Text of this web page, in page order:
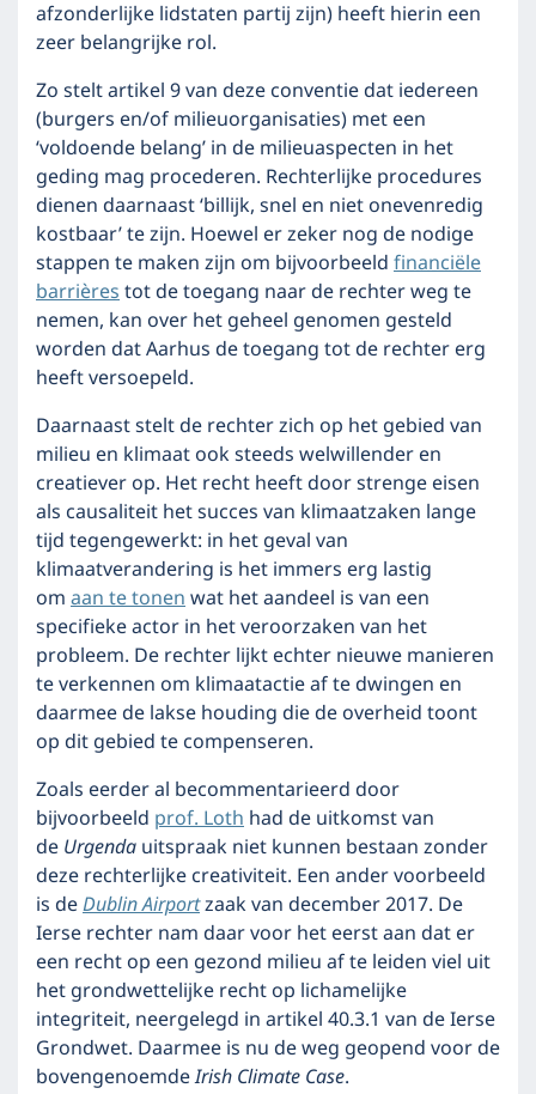
afzonderlijke lidstaten partij zijn) heeft hierin een
zeer belangrijke rol.
Zo stelt artikel 9 van deze conventie dat iedereen
(burgers en/of milieuorganisaties) met een
‘voldoende belang’ in de milieuaspecten in het
geding mag procederen. Rechterlijke procedures
dienen daarnaast ‘billijk, snel en niet onevenredig
kostbaar’ te zijn. Hoewel er zeker nog de nodige
stappen te maken zijn om bijvoorbeeldfinanciële
barrièrestot de toegang naar de rechter weg te
nemen, kan over het geheel genomen gesteld
worden dat Aarhus de toegang tot de rechter erg
heeft versoepeld.
Daarnaast stelt de rechter zich op het gebied van
milieu en klimaat ook steeds welwillender en
creatiever op. Het recht heeft door strenge eisen
als causaliteit het succes van klimaatzaken lange
tijd tegengewerkt: in het geval van
klimaatverandering is het immers erg lastig
omaan te tonenwat het aandeel is van een
specifieke actor in het veroorzaken van het
probleem. De rechter lijkt echter nieuwe manieren
te verkennen om klimaatactie af te dwingen en
daarmee de lakse houding die de overheid toont
op dit gebied te compenseren.
Zoals eerder al becommentarieerd door
bijvoorbeeld prof. Lothhad de uitkomst van
deUrgendauitspraak niet kunnen bestaan zonder
deze rechterlijke creativiteit. Een ander voorbeeld
is deDublin Airportzaak van december 2017. De
Ierse rechter nam daar voor het eerst aan dat er
een recht op een gezond milieu af te leiden viel uit
het grondwettelijke recht op lichamelijke
integriteit, neergelegd in artikel 40.3.1 van de Ierse
Grondwet. Daarmee is nu de weg geopend voor de
bovengenoemdeIrish Climate Case.